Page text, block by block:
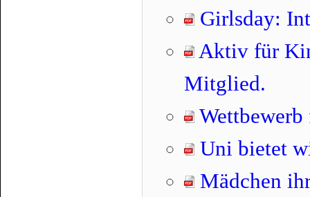
Girlsday:
Aktiv für
Mitglied.
Uni bietet
Mädchen